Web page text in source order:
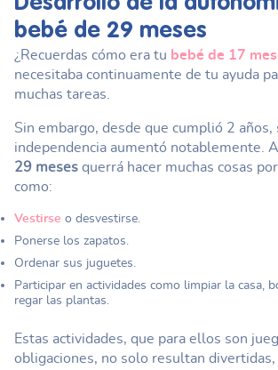
bebé de 29 meses
¿Recuerdas cómo era tu bebé de 17
necesitaba continuamente de tu ayuda
muchas tareas.
Sin embargo, desde que cumplió 2 años,
independencia aumentó notablemente.
29 meses querrá hacer muchas cosas
como:
Vestirse o desvestirse.
Ponerse los zapatos.
Ordenar sus juguetes.
Participar en actividades como limpiar la casa,
regar las plantas.
Estas actividades, que para ellos son
obligaciones, no solo resultan divertidas,